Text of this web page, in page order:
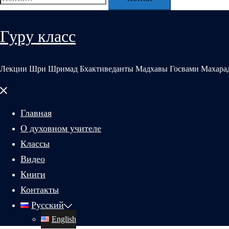
Гуру класс
Лекции Шри Шримад Бхактиведанты Мадхавы Госвами
Закрыть
Главная
О духовном учителе
Классы
Видео
Книги
Контакты
Русский
English